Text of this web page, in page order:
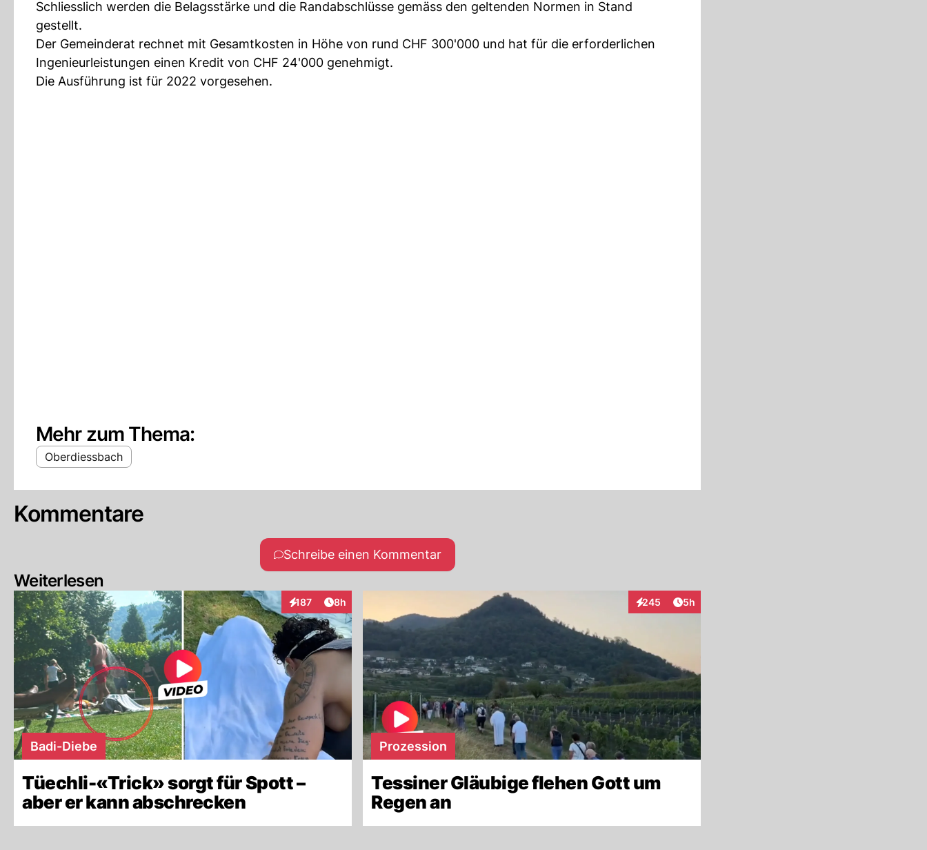
Schliesslich werden die Belagsstärke und die Randabschlüsse gemäss den geltenden Normen in Stand
gestellt.
Der Gemeinderat rechnet mit Gesamtkosten in Höhe von rund CHF 300'000 und hat für die erforderlichen
Ingenieurleistungen einen Kredit von CHF 24'000 genehmigt.
Die Ausführung ist für 2022 vorgesehen.
Mehr zum Thema:
Oberdiessbach
Kommentare
Schreibe einen Kommentar
Weiterlesen
187
InteraktionenArtikel veröffentlicht:
8h
Badi-Diebe
Tüechli-«Trick» sorgt für Spott –
aber er kann abschrecken
245
InteraktionenArtikel veröffentlicht:
5h
Prozession
Tessiner Gläubige flehen Gott um
Regen an